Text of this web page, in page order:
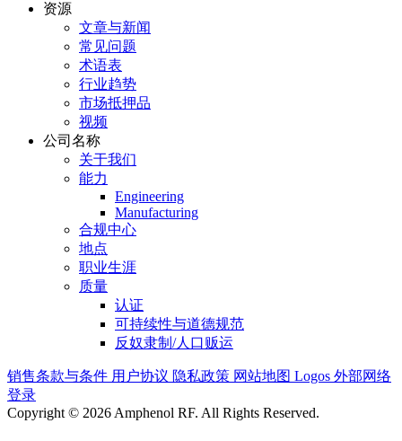
资源
文章与新闻
常见问题
术语表
行业趋势
市场抵押品
视频
公司名称
关于我们
能力
Engineering
Manufacturing
合规中心
地点
职业生涯
质量
认证
可持续性与道德规范
反奴隶制/人口贩运
销售条款与条件 用户协议 隐私政策 网站地图 Logos 外部网络
登录
Copyright © 2026 Amphenol RF. All Rights Reserved.